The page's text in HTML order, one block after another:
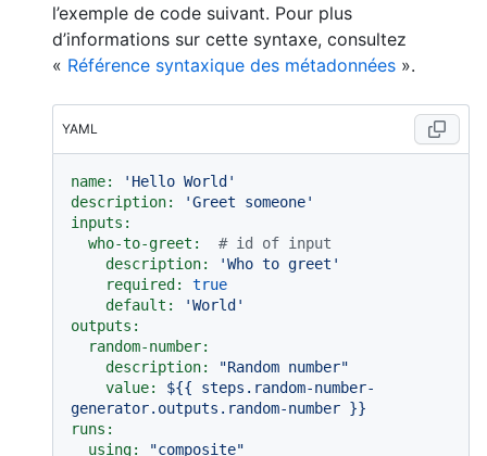
l’exemple de code suivant. Pour plus
d’informations sur cette syntaxe, consultez
« Référence syntaxique des métadonnées ».
YAML
name:
'Hello World'
description:
'Greet someone'
inputs:
who-to-greet:
# id of input
description:
'Who to greet'
required:
true
default:
'World'
outputs:
random-number:
description:
"Random number"
value:
${{
steps.random-number-
generator.outputs.random-number }}
runs:
using:
"composite"